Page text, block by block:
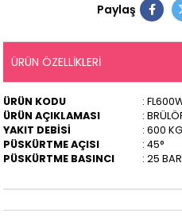
Paylaş
ÜRÜN ÖZELLIKLERI
ÜRÜN KODU
:
ÜRÜN AÇIKLAMASI
:
YAKIT DEBİSİ
: 600
PÜSKÜRTME AÇISI
: 45°
PÜSKÜRTME BASINCI
: 25 BAR